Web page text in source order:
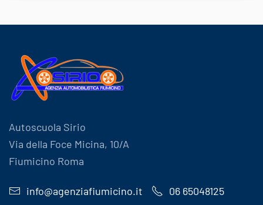
Autoscuola Sirio
Via della Foce Micina, 10/A
Fiumicino Roma
info@agenziafiumicino.it 06 65048125